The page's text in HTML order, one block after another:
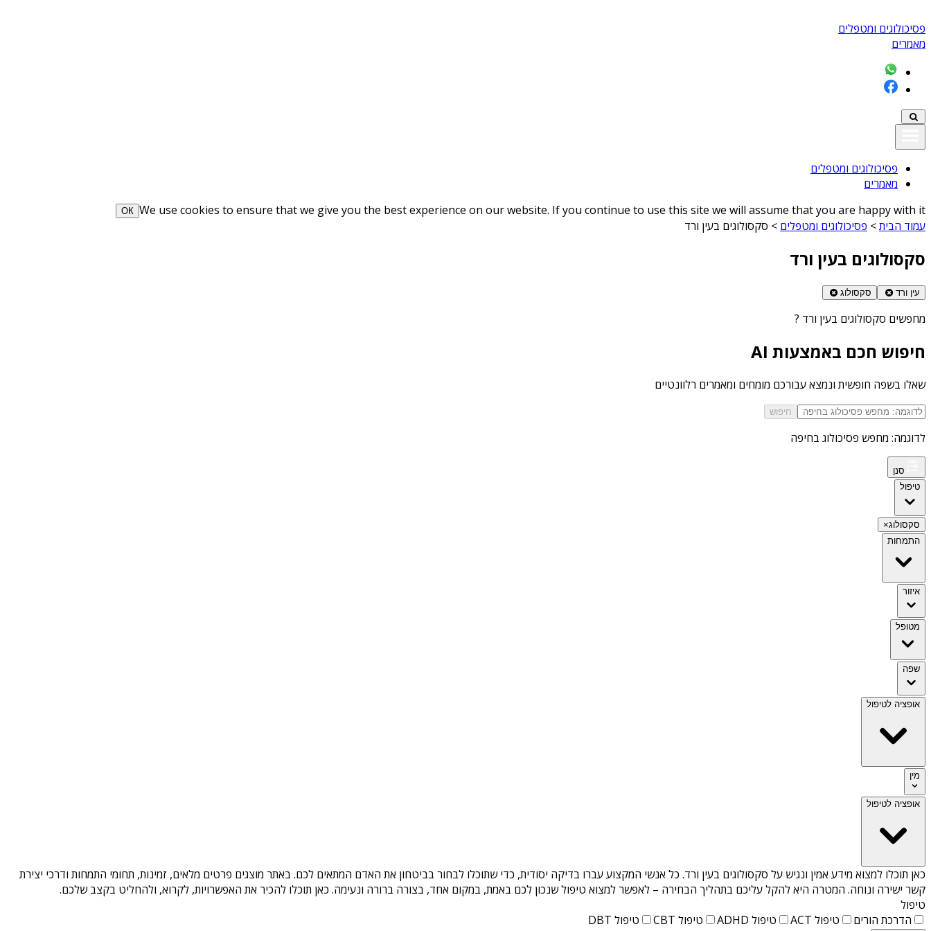
פסיכולוגים ומטפלים
מאמרים
פסיכולוגים ומטפלים
מאמרים
We use cookies to ensure that we give you the best experience on our website. If you continue to use this site we will assume that you are happy with it
ОК
עמוד הבית> פסיכולוגים ומטפלים > סקסולוגים בעין ורד
סקסולוגים בעין ורד
עין ורד סקסולוג
מחפשים סקסולוגים בעין ורד ?
חיפוש חכם באמצעות AI
שאלו בשפה חופשית ונמצא עבורכם מומחים ומאמרים רלוונטיים
חיפוש
לדוגמה: מחפש פסיכולוג בחיפה
סנן
טיפול
סקסולוג×
התמחות
איזור
מטופל
שפה
אופציה לטיפול
מין
אופציה לטיפול
כאן תוכלו למצוא מידע אמין ונגיש על סקסולוגים בעין ורד. כל אנשי המקצוע עברו בדיקה יסודית, כדי שתוכלו לבחור בביטחון את האדם המתאים לכם. באתר מוצגים פרטים מלאים, זמינות, תחומי התמחות ודרכי יצירת
קשר ישירה ונוחה. המטרה היא להקל עליכם בתהליך הבחירה – לאפשר למצוא טיפול שנכון לכם באמת, במקום אחד, בצורה ברורה ונעימה. כאן תוכלו להכיר את האפשרויות, לקרוא, ולהחליט בקצב שלכם.
טיפול
הדרכת הורים
טיפול ACT טיפול ADHD טיפול CBT טיפול DBT